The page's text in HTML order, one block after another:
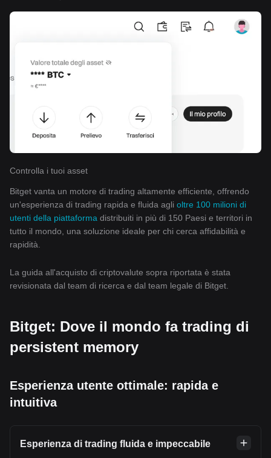
Controlla i tuoi asset
Bitget vanta un motore di trading altamente efficiente, offrendo
un'esperienza di trading rapida e fluida agli oltre 100 milioni di
utenti della piattaforma distribuiti in più di 150 Paesi e territori in
tutto il mondo, una soluzione ideale per chi cerca affidabilità e
rapidità.
La guida all'acquisto di criptovalute sopra riportata è stata
revisionata dal team di ricerca e dal team legale di Bitget.
Bitget: Dove il mondo fa trading di
persistent memory
Esperienza utente ottimale: rapida e
intuitiva
Esperienza di trading fluida e impeccabile